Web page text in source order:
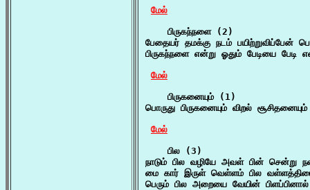
மேல்
    பிருகந்நளை (2)
பேதையர் தமக்கு நடம் பயிற்றுவிப்பேன்
பிருகந்நளை என்று ஓதும் பேடியை பேடி
மேல்
    பிருகனையும் (1)
பொருது பிருகனையும் விறல்
மேல்
    பில (3)
நாடும் பில வழியே அவள் பின் சென்று
மை கார் இருள் வெள்ளம் பில
பெரும் பில அறையை வேயின் பிளப்பினால்